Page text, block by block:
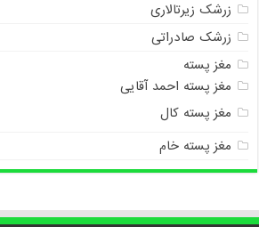
زرشک زیرتالاری
زرشک صادراتی
مغز پسته
مغز پسته احمد آقایی
مغز پسته کال
مغز پسته خام